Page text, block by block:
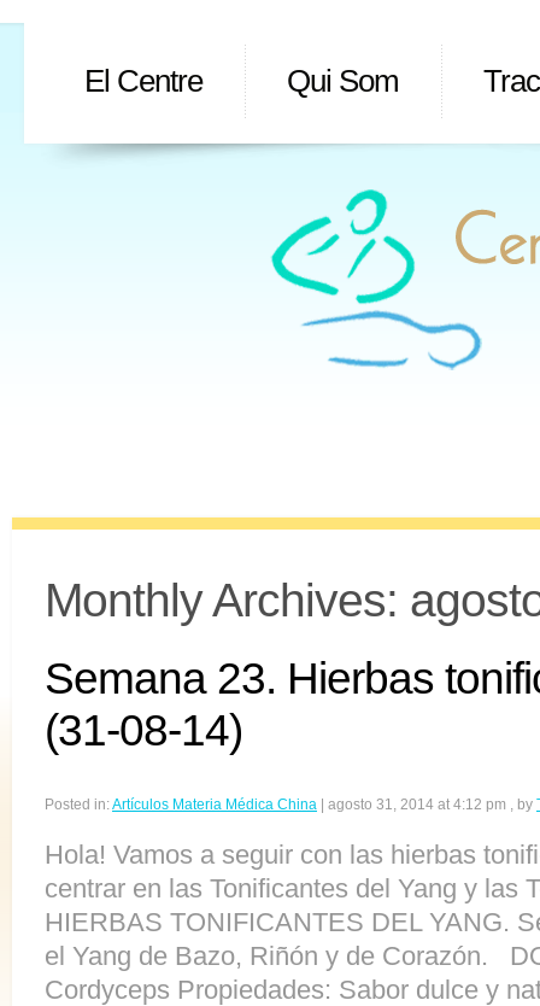
El Centre Qui Som
Monthly Archives:
Semana 23. Hierbas
(31-08-14)
Posted in:Artículos Materia Médica China | agosto 31, 2014 at 4:12 pm , by
Hola! Vamos a seguir con las hierbas
centrar en las Tonificantes del Yang y las
HIERBAS TONIFICANTES DEL YANG.
el Yang de Bazo, Riñón y de Corazón.
Cordyceps Propiedades: Sabor dulce y